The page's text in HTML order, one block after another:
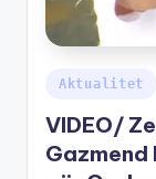
Aktualitet
VIDEO/
Gazmend